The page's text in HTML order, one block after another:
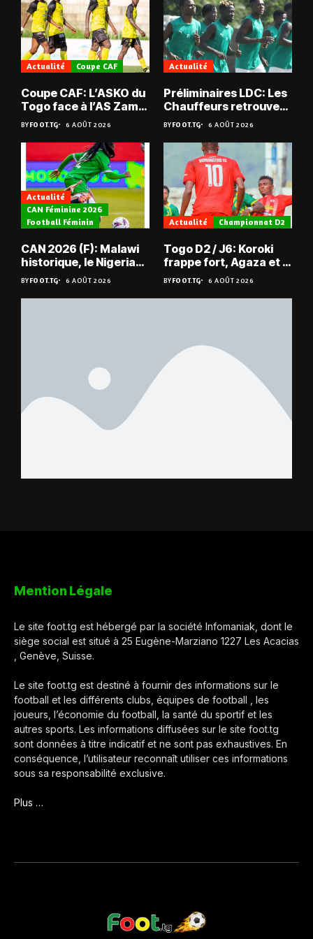
Actualité Coupe CAF
Coupe CAF: L’ASKO du
Togo face à l’AS Zam
du Niger
BYFOOT.TG 6 AOÛT 2026
Actualité
Préliminaires LDC: Les
Chauffeurs retrouvent
les Mimos
BYFOOT.TG 6 AOÛT 2026
Actualité
CAN Féminine 2026
Football Féminin
CAN 2026 (F): Malawi
historique, le Nigeria
sauvé, la Zambie
éliminée
BYFOOT.TG 6 AOÛT 2026
Actualité Championnat D2
Togo D2 / J6: Koroki
frappe fort, Agaza et la
JCA assurent,
suspense avant Sara
FC – Doumbé FC
BYFOOT.TG 6 AOÛT 2026
Mention Légale
Le site foot.tg est hébergé par la société Infomaniak, dont le
siège social est situé à 25 Eugène-Marziano 1227 Les Acacias
, Genève, Suisse.
Le site foot.tg est destiné à fournir des informations sur le
football et les différents clubs, équipes de football , les
joueurs, l’économie du football, la santé du sportif et les
autres sports. Les informations diffusées sur le site foot.tg
sont données à titre indicatif et ne sont pas exhaustives. En
conséquence, l’utilisateur reconnaît utiliser ces informations
sous sa responsabilité exclusive.
Plus …